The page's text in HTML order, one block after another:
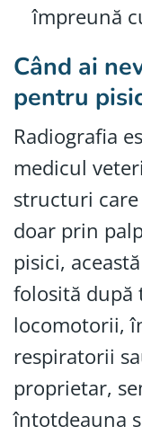
împreună
Când ai
pentru
Radiografia
medicul
structuri
doar prin
pisici,
folosită după
locomotorii,
respiratorii
proprietar,
întotdeauna